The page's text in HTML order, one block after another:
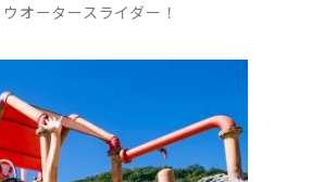
オータースライダー！